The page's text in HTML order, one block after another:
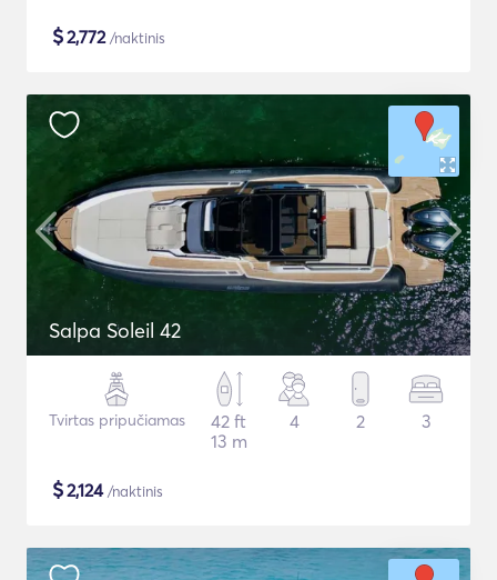
$2,772/naktinis
Salpa Soleil 42
Tvirtas pripučiamas
42 ft
13 m
4 2 3
$2,124/naktinis